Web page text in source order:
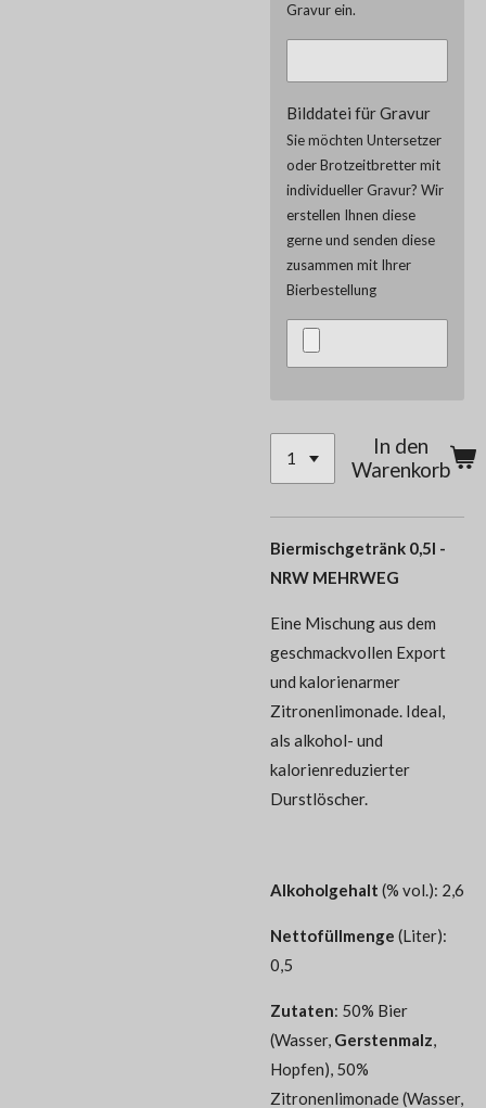
Gravur ein.
Bilddatei für Gravur
Sie möchten Untersetzer
oder Brotzeitbretter mit
individueller Gravur? Wir
erstellen Ihnen diese
gerne und senden diese
zusammen mit Ihrer
Bierbestellung
In den
Warenkorb
Biermischgetränk 0,5l -
NRW MEHRWEG
Eine Mischung aus dem
geschmackvollen Export
und kalorienarmer
Zitronenlimonade. Ideal,
als alkohol- und
kalorienreduzierter
Durstlöscher.
Alkoholgehalt (% vol.): 2,6
Nettofüllmenge (Liter):
0,5
Zutaten: 50% Bier
(Wasser, Gerstenmalz
Hopfen), 50%
Zitronenlimonade (Wasser,